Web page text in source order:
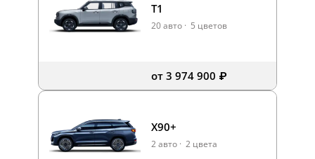
T1
20 авто · 5 цветов
от 3 974 900 ₽
X90+
2 авто · 2 цвета